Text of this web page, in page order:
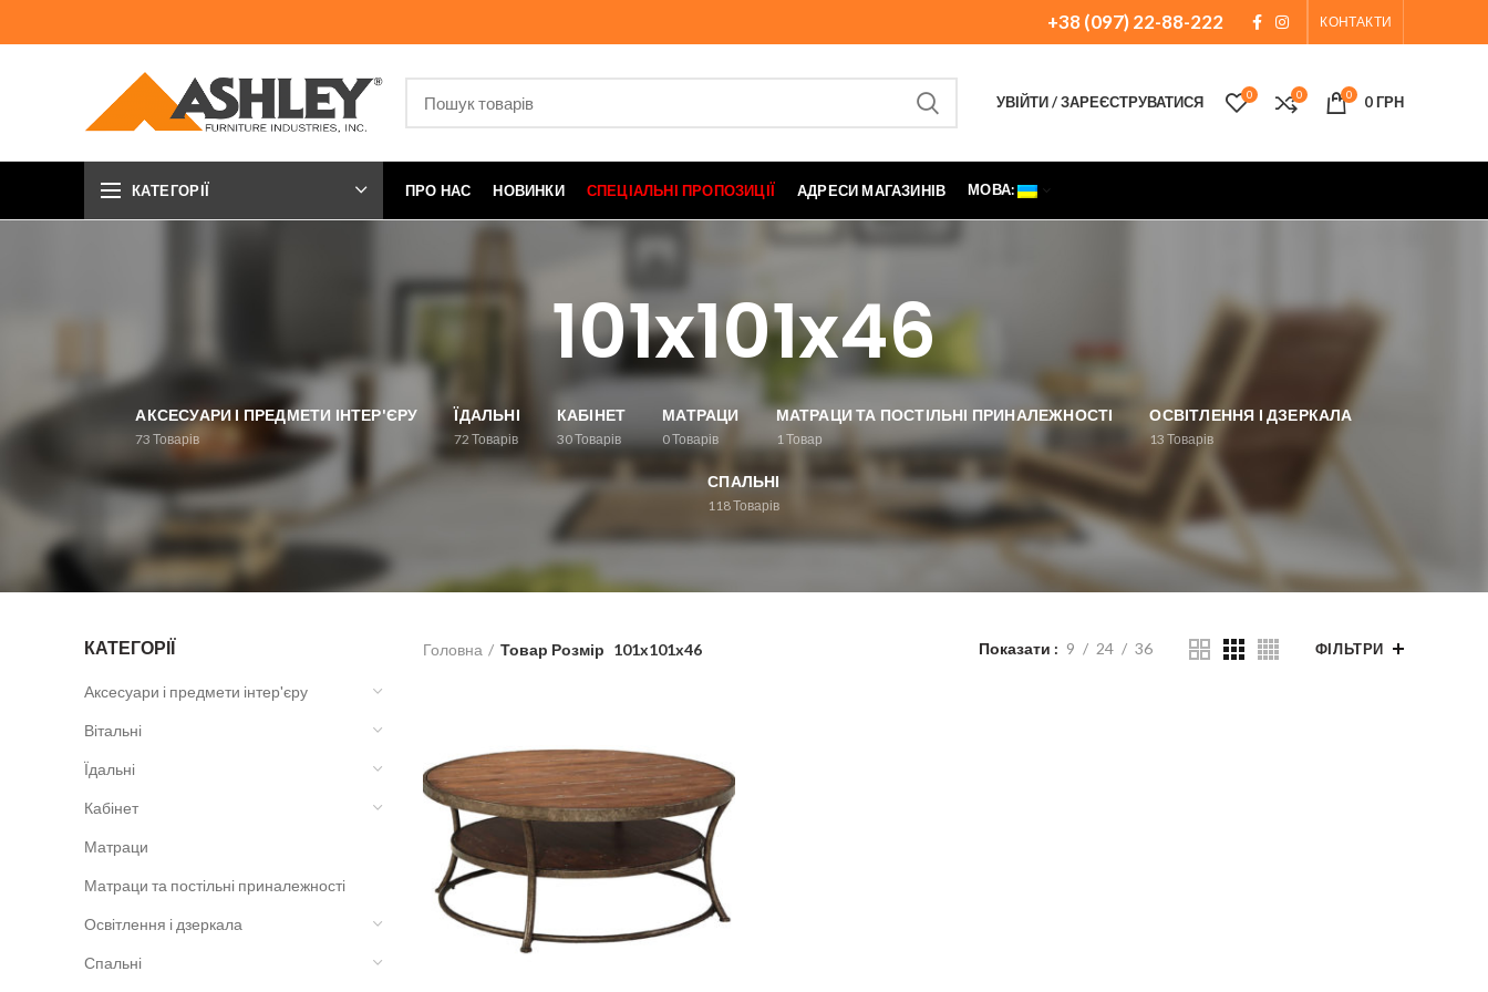
+38 (097) 22-88-222 КОНТАКТИ
УВІЙТИ / ЗАРЕЄСТРУВАТИСЯ 0 0 0 0ГРН
КАТЕГОРІЇ ПРО НАС НОВИНКИ СПЕЦІАЛЬНІ ПРОПОЗИЦІЇ АДРЕСИ МАГАЗИНІВ МОВА:
101x101x46
АКСЕСУАРИ І ПРЕДМЕТИ ІНТЕР'ЄРУ
73 Товарів
ЇДАЛЬНІ
72 Товарів
КАБІНЕТ
30Товарів
МАТРАЦИ
0Товарів
МАТРАЦИ ТА ПОСТІЛЬНІ ПРИНАЛЕЖНОСТІ
1Товар
ОСВІТЛЕННЯ І ДЗЕРКАЛА
13 Товарів
СПАЛЬНІ
118Товарів
КАТЕГОРІЇ
Аксесуари і предмети інтер'єру
Вітальні
Їдальні
Кабінет
Матраци
Матраци та постільні приналежності
Освітлення і дзеркала
Спальні
Головна Товар Розмір 101x101x46 Показати 9 24 36 ФІЛЬТРИ